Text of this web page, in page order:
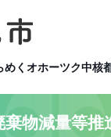
めくオホーツク中核
棄物減量等推